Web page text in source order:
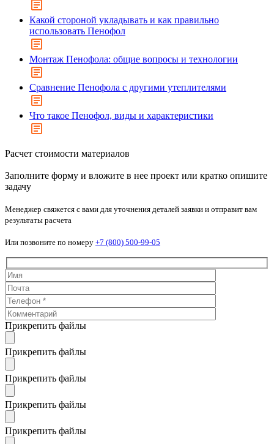
Какой стороной укладывать и как правильно
использовать Пенофол
Монтаж Пенофола: общие вопросы и технологии
Сравнение Пенофола с другими утеплителями
Что такое Пенофол, виды и характеристики
Расчет стоимости материалов
Заполните форму и вложите в нее проект или кратко опишите
задачу
Менеджер свяжется с вами для уточнения деталей заявки и отправит вам
результаты расчета
Или позвоните по номеру +7 (800) 500-99-05
Прикрепить файлы
Прикрепить файлы
Прикрепить файлы
Прикрепить файлы
Прикрепить файлы